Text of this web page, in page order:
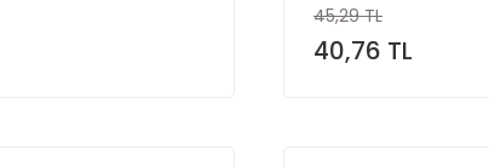
45,29 TL
40,76 TL